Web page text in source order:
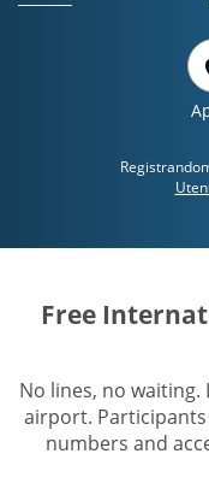
Free
No lines, no
airport.
numbers and